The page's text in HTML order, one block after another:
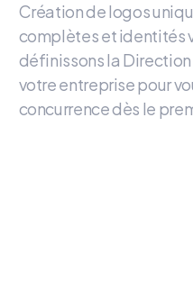
Création de logos
complètes et identités
définissons la
votre entreprisepour
concurrence dès le